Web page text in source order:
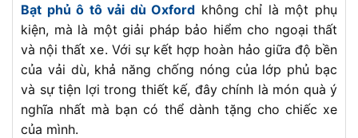
Bạt phủ ô tô vải dù Oxford không chỉ là một phụ
kiện, mà là một giải pháp bảo hiểm cho ngoại thất
và nội thất xe. Với sự kết hợp hoàn hảo giữa độ bền
của vải dù, khả năng chống nóng của lớp phủ bạc
và sự tiện lợi trong thiết kế, đây chính là món quà ý
nghĩa nhất mà bạn có thể dành tặng cho chiếc xe
của mình.